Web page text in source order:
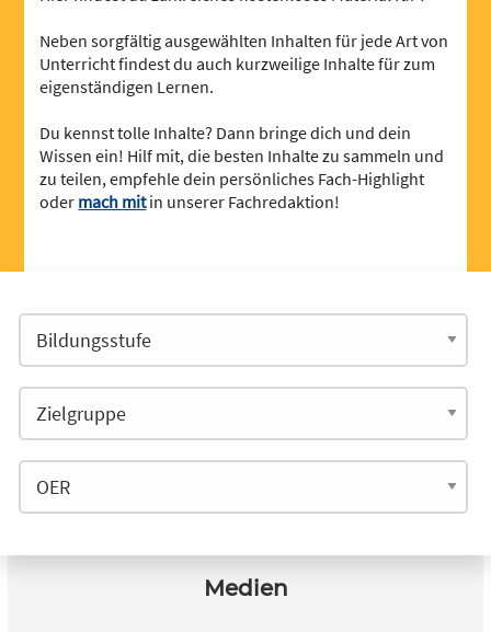
Neben sorgfältig ausgewählten Inhalten für jede Art von
Unterricht findest du auch kurzweilige Inhalte für zum
eigenständigen Lernen.
Du kennst tolle Inhalte? Dann bringe dich und dein
Wissen ein! Hilf mit, die besten Inhalte zu sammeln und
zu teilen, empfehle dein persönliches Fach-Highlight
oder mach mitin unserer Fachredaktion!
Medien